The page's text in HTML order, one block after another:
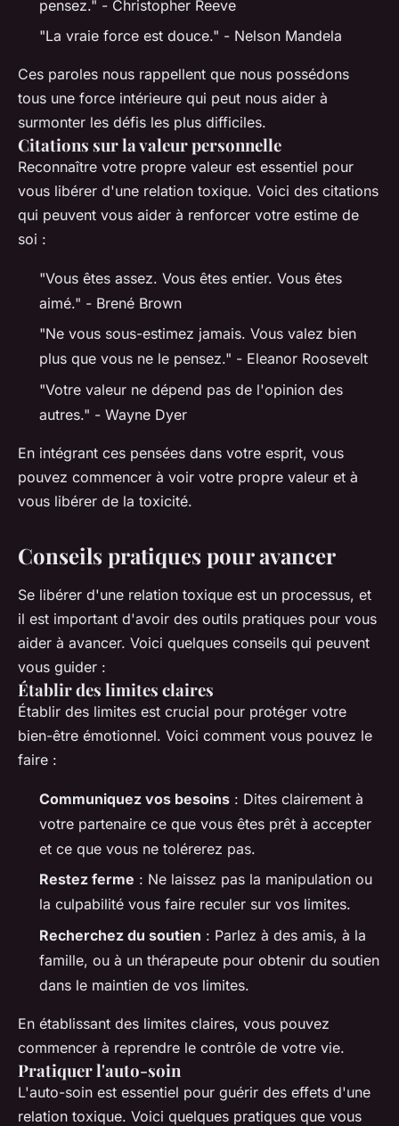
pensez." - Christopher Reeve
"La vraie force est douce." - Nelson Mandela
Ces paroles nous rappellent que nous possédons
tous une force intérieure qui peut nous aider à
surmonter les défis les plus difficiles.
Citations sur la valeur personnelle
Reconnaître votre propre valeur est essentiel pour
vous libérer d'une relation toxique. Voici des citations
qui peuvent vous aider à renforcer votre estime de
soi :
"Vous êtes assez. Vous êtes entier. Vous êtes
aimé." - Brené Brown
"Ne vous sous-estimez jamais. Vous valez bien
plus que vous ne le pensez." - Eleanor Roosevelt
"Votre valeur ne dépend pas de l'opinion des
autres." - Wayne Dyer
En intégrant ces pensées dans votre esprit, vous
pouvez commencer à voir votre propre valeur et à
vous libérer de la toxicité.
Conseils pratiques pour avancer
Se libérer d'une relation toxique est un processus, et
il est important d'avoir des outils pratiques pour vous
aider à avancer. Voici quelques conseils qui peuvent
vous guider :
Établir des limites claires
Établir des limites est crucial pour protéger votre
bien-être émotionnel. Voici comment vous pouvez le
faire :
Communiquez vos besoins : Dites clairement à
votre partenaire ce que vous êtes prêt à accepter
et ce que vous ne tolérerez pas.
Restez ferme : Ne laissez pas la manipulation ou
la culpabilité vous faire reculer sur vos limites.
Recherchez du soutien : Parlez à des amis, à la
famille, ou à un thérapeute pour obtenir du soutien
dans le maintien de vos limites.
En établissant des limites claires, vous pouvez
commencer à reprendre le contrôle de votre vie.
Pratiquer l'auto-soin
L'auto-soin est essentiel pour guérir des effets d'une
relation toxique. Voici quelques pratiques que vous